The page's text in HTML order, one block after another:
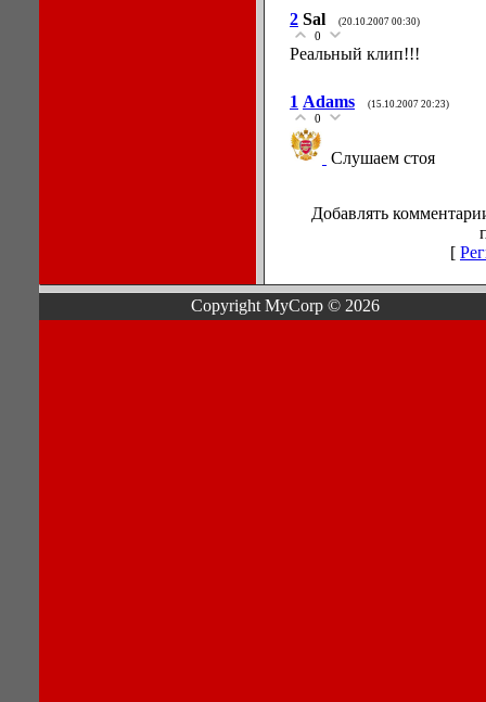
2 Sal (20.10.2007 00:30)
0
Реальный клип!!!
1 Adams (15.10.2007 20:23)
0
Слушаем стоя
Добавлять
[
Copyright MyCorp © 2026